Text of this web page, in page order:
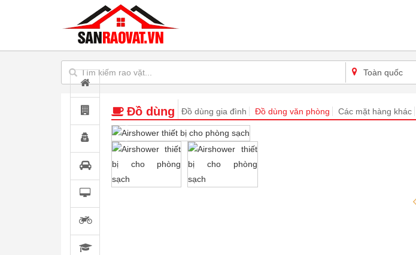
Đồ dùng Đồ dùng gia đình Đồ dùng văn phòng Các mặt hàng khác